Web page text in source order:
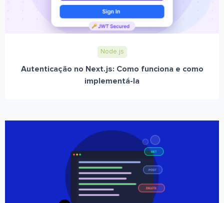
Node.js
Autenticação no Next.js: Como funciona e como
implementá-la